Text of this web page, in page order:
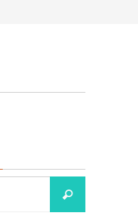
for:
Search